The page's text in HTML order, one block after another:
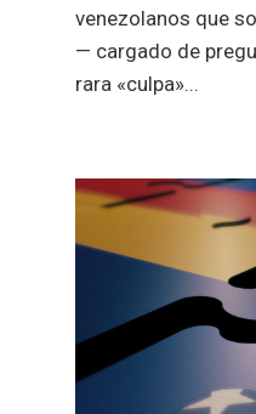
venezolanos que
— cargado de
rara «culpa»...